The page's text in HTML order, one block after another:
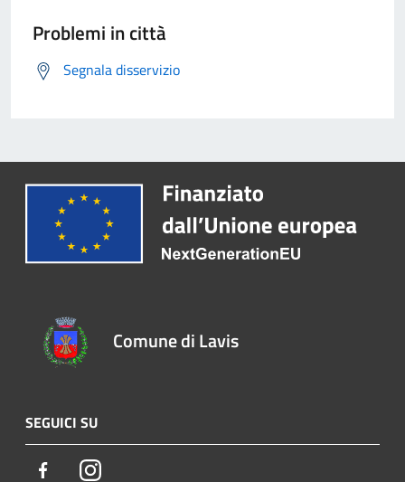
Problemi in città
Segnala disservizio
Comune di Lavis
SEGUICI SU
FacebookInstagram